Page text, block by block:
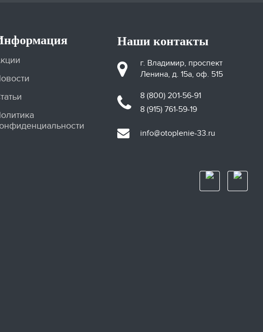
Наши контакты
г. Владимир, проспект
Ленина, д. 15а, оф. 515
8 (800) 201-56-91
8 (915) 761-59-19
info@otoplenie-33.ru